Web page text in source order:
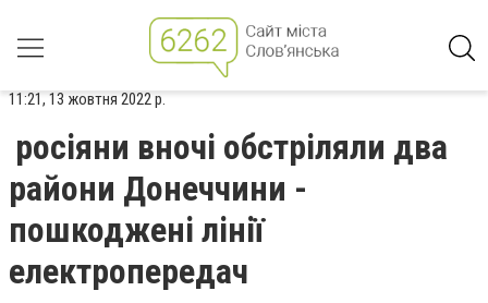
11:21, 13 жовтня 2022 р.
росіяни вночі обстріляли два
райони Донеччини -
пошкоджені лінії
електропередач